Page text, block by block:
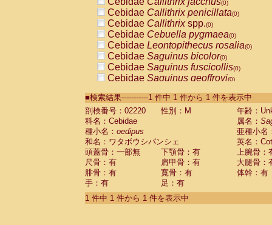
(0)
Cebidae Callithrix penicillata(0)
Cebidae Callithrixspp.(0)
Cebidae Cebuella pygmaea(0)
Cebidae Leontopithecus rosalia(0)
Cebidae Saguinus bicolor(0)
Cebidae Saguinus fuscicollis(0)
Cebidae Saguinus geoffroyi(0)
CebidaeSaguinus labiatus(0)
Cebidae Saguinus leucopus (0)
Cebidae
Cebidae
CebidaeSaguinus nigricollis (0)
Cebidae Saguinus oedipus
Cebidae Saguinus weddelli
Cebidae Saguinusspp.
Cebidae Aotus trivirgatus
Cebidae Cebus albifrons
■検索結果-----------1 件中 1 件から 1 件を表示中
剖検番号：02220
性別：M
年齢：
科名：Cebidae
属名：
種小名： oedipus
亜種小名
和名：ワタボウシパンシェ
英名：
頭蓋骨：一部無
下顎骨：有
上腕骨：
尺骨：有
肩甲骨：有
大腿骨：
腓骨：有
寛骨：有
体幹：有
手：有
足：有
1 件中 1 件から 1 件を表示中